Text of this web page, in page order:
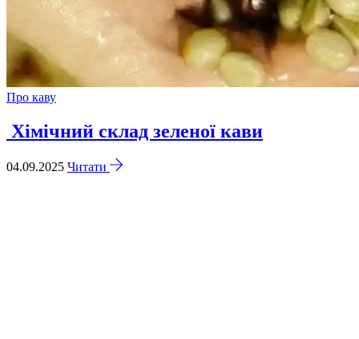
Про каву
Хімічний склад зеленої кави
04.09.2025 Читати